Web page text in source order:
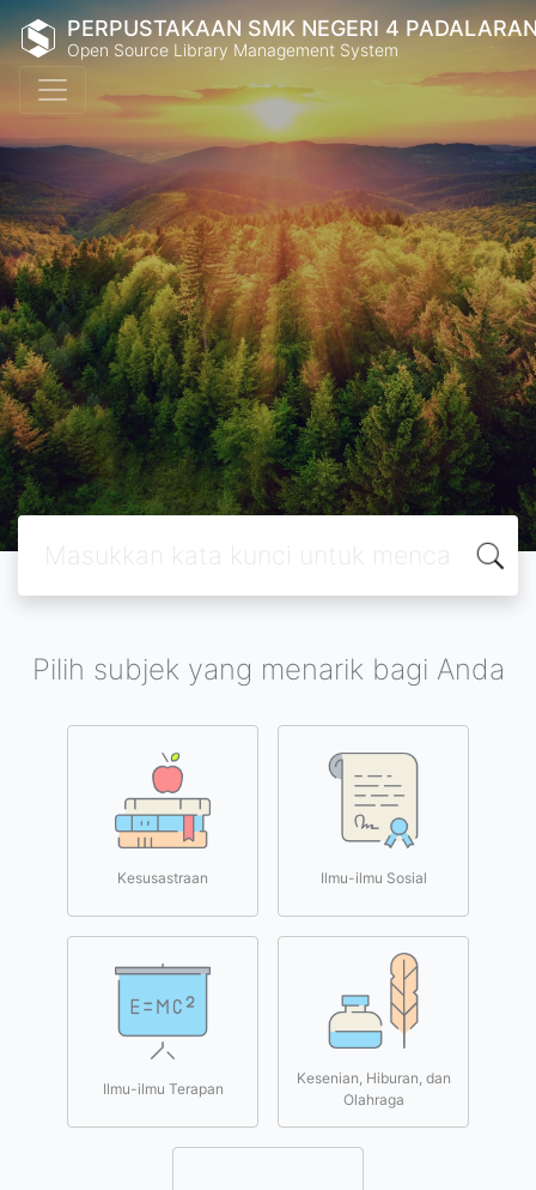
PERPUSTAKAAN SMK NEGERI 4
Open Source Library Management System
Pilih subjek yang menarik bagi Anda
Kesusastraan Ilmu-ilmu Sosial
Ilmu-ilmu Terapan
Kesenian, Hiburan, dan
Olahraga